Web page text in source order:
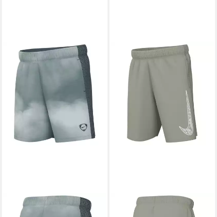
NIKETrainingsshorts Nike